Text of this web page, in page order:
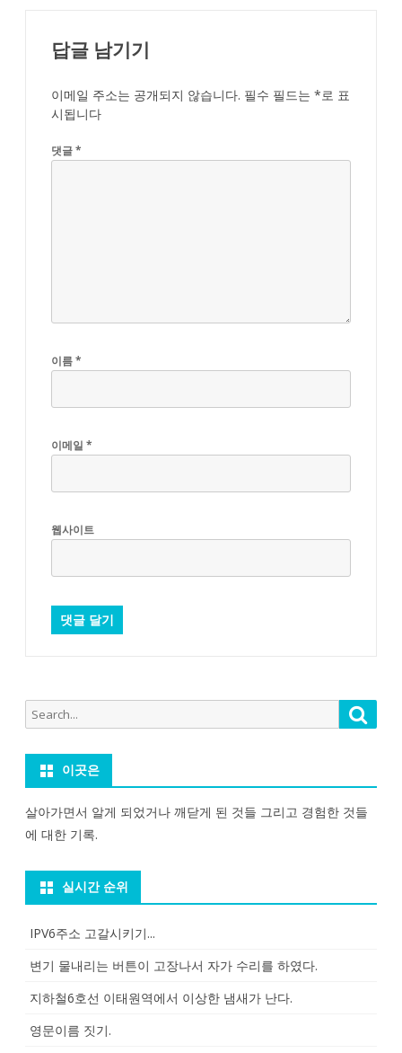
답글 남기기
이메일 주소는 공개되지 않습니다. 필수 필드는 *로 표
시됩니다
댓글*
이름*
이메일 *
웹사이트
Search
for:
이곳은
살아가면서 알게 되었거나 깨닫게 된 것들 그리고 경험한 것들
에 대한 기록.
실시간 순위
IPV6주소 고갈시키기...
변기 물내리는 버튼이 고장나서 자가 수리를 하였다.
지하철6호선 이태원역에서 이상한 냄새가 난다.
영문이름 짓기.